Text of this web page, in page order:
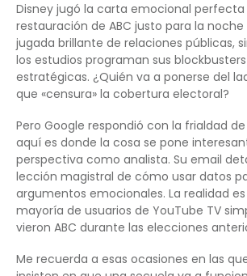
Disney jugó la carta emocional perfecta
restauración de ABC justo para la noche
jugada brillante de relaciones públicas,
los estudios programan sus
estratégicas. ¿Quién va a ponerse del
que «censura» la cobertura electoral?
Pero Google respondió con la frialdad
aquí es donde la cosa se pone
perspectiva como analista. Su email
lección magistral de cómo usar datos
argumentos emocionales. La realidad
mayoría de usuarios de YouTube TV
vieron ABC durante las elecciones
Me recuerda a esas ocasiones en las